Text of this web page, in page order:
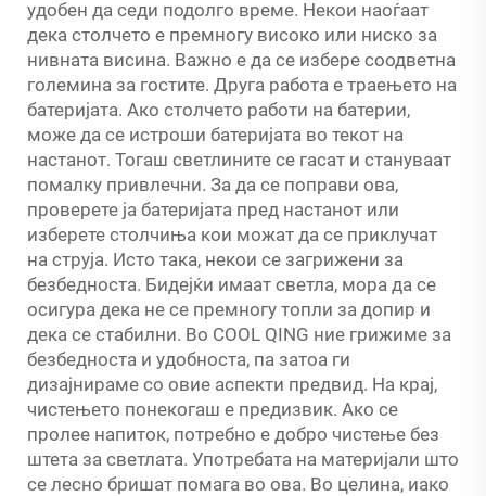
удобен да седи подолго време. Некои наоѓаат
дека столчето е премногу високо или ниско за
нивната висина. Важно е да се избере соодветна
големина за гостите. Друга работа е траењето на
батеријата. Ако столчето работи на батерии,
може да се истроши батеријата во текот на
настанот. Тогаш светлините се гасат и стануваат
помалку привлечни. За да се поправи ова,
проверете ја батеријата пред настанот или
изберете столчиња кои можат да се приклучат
на струја. Исто така, некои се загрижени за
безбедноста. Бидејќи имаат светла, мора да се
осигура дека не се премногу топли за допир и
дека се стабилни. Во COOL QING ние грижиме за
безбедноста и удобноста, па затоа ги
дизајнираме со овие аспекти предвид. На крај,
чистењето понекогаш е предизвик. Ако се
пролее напиток, потребно е добро чистење без
штета за светлата. Употребата на материјали што
се лесно бришат помага во ова. Во целина, иако